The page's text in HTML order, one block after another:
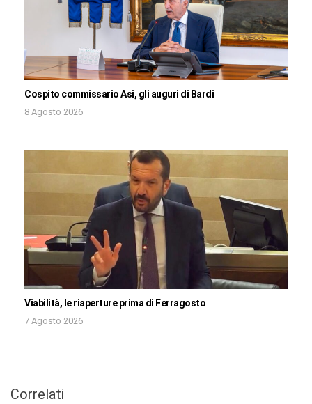
Cospito commissario Asi, gli auguri di Bardi
8 Agosto 2026
Viabilità, le riaperture prima di Ferragosto
7 Agosto 2026
Correlati